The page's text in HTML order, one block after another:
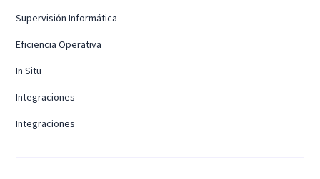
Supervisión Informática
Eficiencia Operativa
In Situ
Integraciones
Integraciones